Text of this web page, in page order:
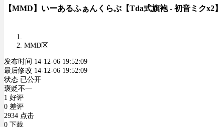
【MMD】いーあるふぁんくらぶ【Tda式旗袍 - 初音ミクx2】
MMD区
发布时间 14-12-06 19:52:09
最后修改 14-12-06 19:52:09
状态 已公开
褒贬不一
1 好评
0 差评
2934 点击
0 下载